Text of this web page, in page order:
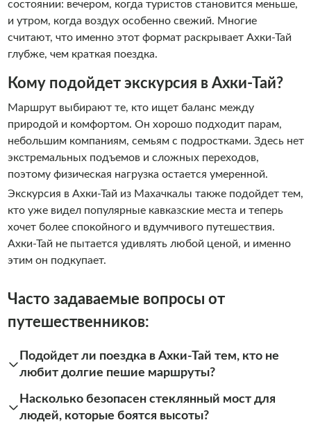
состоянии: вечером, когда туристов становится меньше,
и утром, когда воздух особенно свежий. Многие
считают, что именно этот формат раскрывает Ахки-Тай
глубже, чем краткая поездка.
Кому подойдет экскурсия в Ахки-Тай?
Маршрут выбирают те, кто ищет баланс между
природой и комфортом. Он хорошо подходит парам,
небольшим компаниям, семьям с подростками. Здесь нет
экстремальных подъемов и сложных переходов,
поэтому физическая нагрузка остается умеренной.
Экскурсия в Ахки-Тай из Махачкалы также подойдет тем,
кто уже видел популярные кавказские места и теперь
хочет более спокойного и вдумчивого путешествия.
Ахки-Тай не пытается удивлять любой ценой, и именно
этим он подкупает.
Часто задаваемые вопросы от
путешественников:
Подойдет ли поездка в Ахки-Тай тем, кто не
любит долгие пешие маршруты?
Насколько безопасен стеклянный мост для
людей, которые боятся высоты?